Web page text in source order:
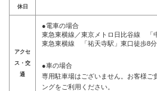
休日
アクセ
ス・交
通
●電車の場合
東急東横線／東京メトロ日比谷線 「
東急東横線 「祐天寺駅」東口徒歩8分
●車の場合
専用駐車場はございません。お客様ご
ングをご利用ください。